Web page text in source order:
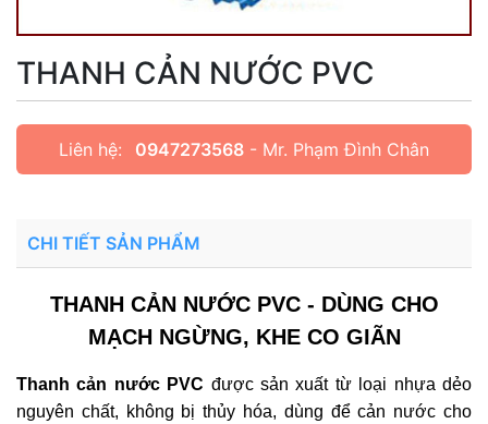
THANH CẢN NƯỚC PVC
Liên hệ: 0947273568 - Mr. Phạm Đình Chân
CHI TIẾT SẢN PHẨM
THANH CẢN NƯỚC PVC - DÙNG CHO
MẠCH NGỪNG, KHE CO GIÃN
Thanh cản nước PVC được sản xuất từ loại nhựa dẻo
nguyên chất, không bị thủy hóa, dùng để cản nước cho